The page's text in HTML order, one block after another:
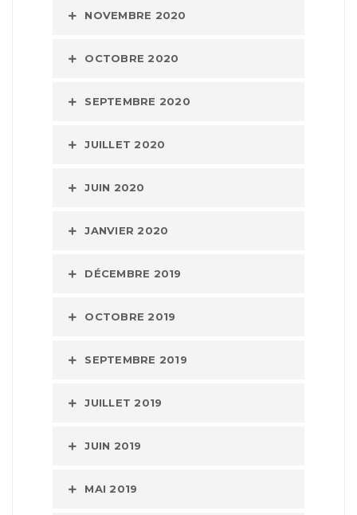
NOVEMBRE 2020
OCTOBRE 2020
SEPTEMBRE 2020
JUILLET 2020
JUIN 2020
JANVIER 2020
DÉCEMBRE 2019
OCTOBRE 2019
SEPTEMBRE 2019
JUILLET 2019
JUIN 2019
MAI 2019